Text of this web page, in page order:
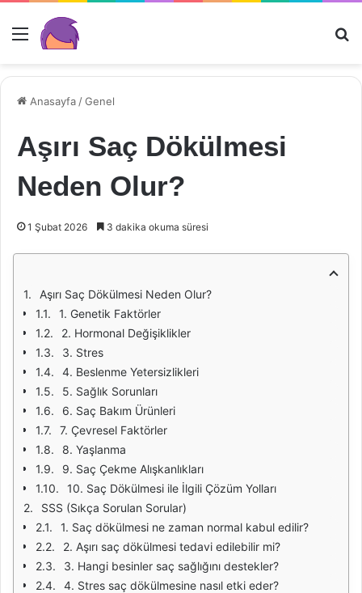
Menü
Anasayfa /Genel
Aşırı Saç Dökülmesi
Neden Olur?
1 Şubat 2026 3 dakika okuma süresi
Aşırı Saç Dökülmesi Neden Olur?
1. Genetik Faktörler
2. Hormonal Değişiklikler
3. Stres
4. Beslenme Yetersizlikleri
5. Sağlık Sorunları
6. Saç Bakım Ürünleri
7. Çevresel Faktörler
8. Yaşlanma
9. Saç Çekme Alışkanlıkları
10. Saç Dökülmesi ile İlgili Çözüm Yolları
SSS (Sıkça Sorulan Sorular)
1. Saç dökülmesi ne zaman normal kabul edilir?
2. Aşırı saç dökülmesi tedavi edilebilir mi?
3. Hangi besinler saç sağlığını destekler?
4. Stres saç dökülmesine nasıl etki eder?